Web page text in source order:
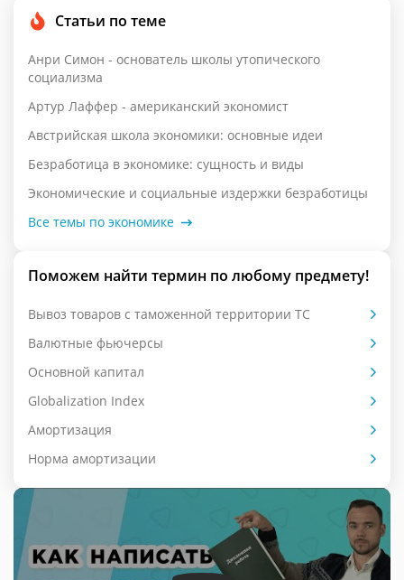
Статьи по теме
Анри Симон - основатель школы утопического
социализма
Артур Лаффер - американский экономист
Австрийская школа экономики: основные идеи
Безработица в экономике: сущность и виды
Экономические и социальные издержки безработицы
Все темы по экономике
Поможем найти термин по любому предмету!
Вывоз товаров с таможенной территории ТС
Валютные фьючерсы
Основной капитал
Globalization Index
Амортизация
Норма амортизации